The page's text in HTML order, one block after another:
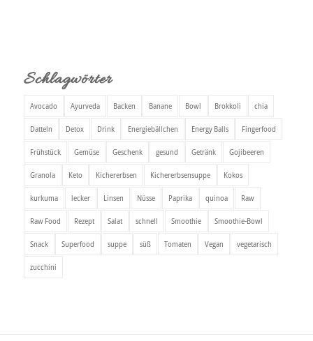
Schlagwörter
Avocado Ayurveda Backen Banane Bowl Brokkoli chia
Datteln Detox Drink Energiebällchen Energy Balls Fingerfood
Frühstück Gemüse Geschenk gesund Getränk Gojibeeren
Granola Keto Kichererbsen Kichererbsensuppe Kokos
kurkuma lecker Linsen Nüsse Paprika quinoa Raw
Raw Food Rezept Salat schnell Smoothie Smoothie-Bowl
Snack Superfood suppe süß Tomaten Vegan vegetarisch
zucchini